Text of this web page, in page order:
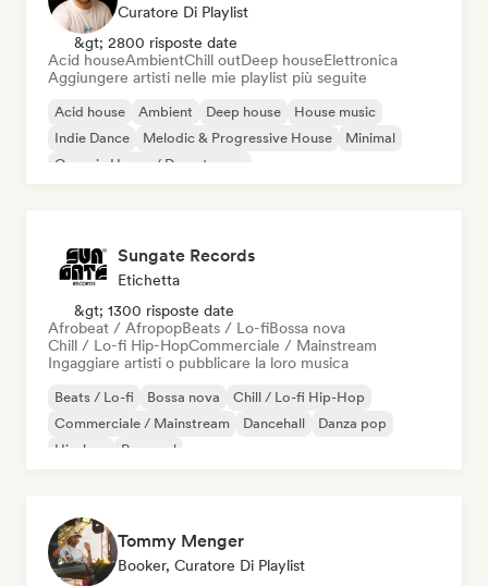
Curatore Di Playlist
&gt; 2800 risposte date
Acid houseAmbientChill outDeep houseElettronica
Aggiungere artisti nelle mie playlist più seguite
Acid house Ambient Deep house
House music
Indie Dance
Melodic & Progressive House
Minimal
Organic House / Downtempo
Sungate Records
Etichetta
&gt; 1300 risposte date
Afrobeat / AfropopBeats / Lo-fiBossa nova
Chill / Lo-fi Hip-HopCommerciale / Mainstream
Ingaggiare artisti o pubblicare la loro musica
Beats / Lo-fi Bossa nova
Chill / Lo-fi Hip-Hop
Commerciale / Mainstream
Dancehall
Danza pop
Hip-hop
Pop soul
Tommy Menger
Booker, Curatore Di Playlist